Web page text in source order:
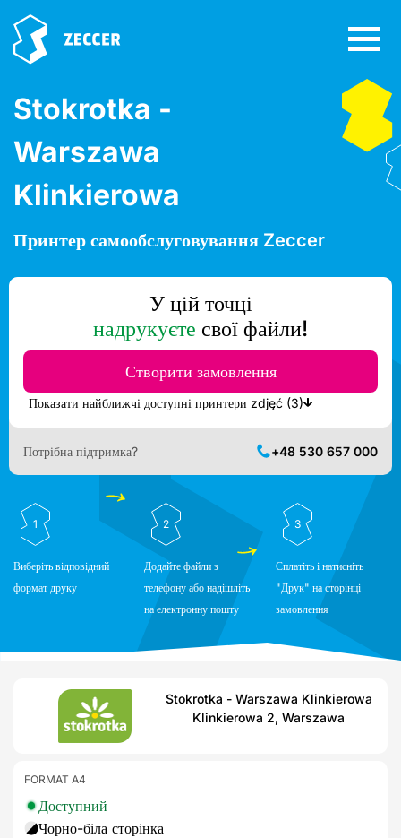
Stokrotka -
Warszawa
Klinkierowa
Принтер самообслуговування Zeccer
У цій точці
надрукуєте свої файли!
Створити замовлення
Показати найближчі доступні принтери zdjęć (3)
Потрібна підтримка? +48 530 657 000
1
Виберіть відповідний
формат друку
2
Додайте файли з
телефону або надішліть
на електронну пошту
3
Сплатіть і натисніть
"Друк" на сторінці
замовлення
Stokrotka - Warszawa Klinkierowa
Klinkierowa 2, Warszawa
FORMAT A4
Доступний
Чорно-біла сторінка